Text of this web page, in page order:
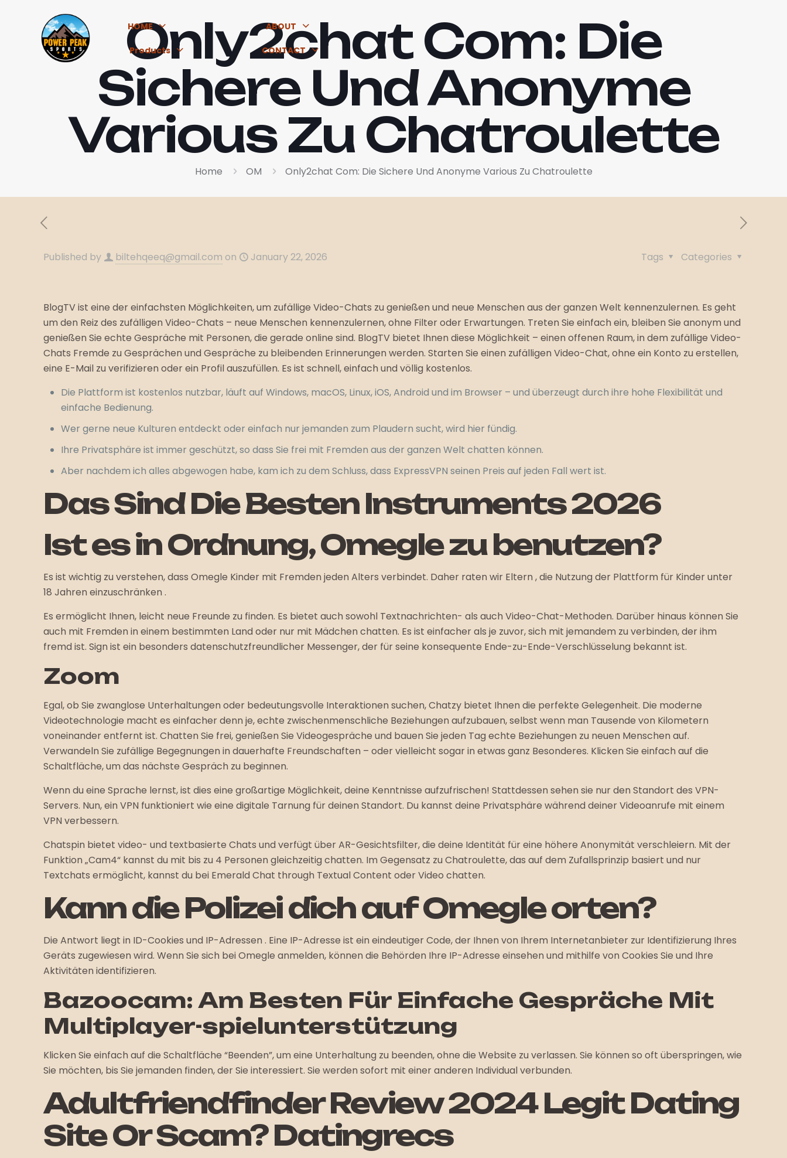
HOME
Products
ABOUT
CONTACT
Only2chat Com: Die
Sichere Und Anonyme
Various Zu Chatroulette
Home OM Only2chat Com: Die Sichere Und Anonyme Various Zu Chatroulette
Published by biltehqeeq@gmail.com on January 22, 2026 Categories
Tags
BlogTV ist eine der einfachsten Möglichkeiten, um zufällige Video-Chats zu genießen und neue Menschen aus der ganzen Welt kennenzulernen. Es geht
um den Reiz des zufälligen Video-Chats – neue Menschen kennenzulernen, ohne Filter oder Erwartungen. Treten Sie einfach ein, bleiben Sie anonym und
genießen Sie echte Gespräche mit Personen, die gerade online sind. BlogTV bietet Ihnen diese Möglichkeit – einen offenen Raum, in dem zufällige Video-
Chats Fremde zu Gesprächen und Gespräche zu bleibenden Erinnerungen werden. Starten Sie einen zufälligen Video-Chat, ohne ein Konto zu erstellen,
eine E-Mail zu verifizieren oder ein Profil auszufüllen. Es ist schnell, einfach und völlig kostenlos.
Die Plattform ist kostenlos nutzbar, läuft auf Windows, macOS, Linux, iOS, Android und im Browser – und überzeugt durch ihre hohe Flexibilität und
einfache Bedienung.
Wer gerne neue Kulturen entdeckt oder einfach nur jemanden zum Plaudern sucht, wird hier fündig.
Ihre Privatsphäre ist immer geschützt, so dass Sie frei mit Fremden aus der ganzen Welt chatten können.
Aber nachdem ich alles abgewogen habe, kam ich zu dem Schluss, dass ExpressVPN seinen Preis auf jeden Fall wert ist.
Das Sind Die Besten Instruments 2026
Ist es in Ordnung, Omegle zu benutzen?
Es ist wichtig zu verstehen, dass Omegle Kinder mit Fremden jeden Alters verbindet. Daher raten wir Eltern , die Nutzung der Plattform für Kinder unter
18 Jahren einzuschränken .
Es ermöglicht Ihnen, leicht neue Freunde zu finden. Es bietet auch sowohl Textnachrichten- als auch Video-Chat-Methoden. Darüber hinaus können Sie
auch mit Fremden in einem bestimmten Land oder nur mit Mädchen chatten. Es ist einfacher als je zuvor, sich mit jemandem zu verbinden, der ihm
fremd ist. Sign ist ein besonders datenschutzfreundlicher Messenger, der für seine konsequente Ende-zu-Ende-Verschlüsselung bekannt ist.
Zoom
Egal, ob Sie zwanglose Unterhaltungen oder bedeutungsvolle Interaktionen suchen, Chatzy bietet Ihnen die perfekte Gelegenheit. Die moderne
Videotechnologie macht es einfacher denn je, echte zwischenmenschliche Beziehungen aufzubauen, selbst wenn man Tausende von Kilometern
voneinander entfernt ist. Chatten Sie frei, genießen Sie Videogespräche und bauen Sie jeden Tag echte Beziehungen zu neuen Menschen auf.
Verwandeln Sie zufällige Begegnungen in dauerhafte Freundschaften – oder vielleicht sogar in etwas ganz Besonderes. Klicken Sie einfach auf die
Schaltfläche, um das nächste Gespräch zu beginnen.
Wenn du eine Sprache lernst, ist dies eine großartige Möglichkeit, deine Kenntnisse aufzufrischen! Stattdessen sehen sie nur den Standort des VPN-
Servers. Nun, ein VPN funktioniert wie eine digitale Tarnung für deinen Standort. Du kannst deine Privatsphäre während deiner Videoanrufe mit einem
VPN verbessern.
Chatspin bietet video- und textbasierte Chats und verfügt über AR-Gesichtsfilter, die deine Identität für eine höhere Anonymität verschleiern. Mit der
Funktion „Cam4“ kannst du mit bis zu 4 Personen gleichzeitig chatten. Im Gegensatz zu Chatroulette, das auf dem Zufallsprinzip basiert und nur
Textchats ermöglicht, kannst du bei Emerald Chat through Textual Content oder Video chatten.
Kann die Polizei dich auf Omegle orten?
Die Antwort liegt in ID-Cookies und IP-Adressen . Eine IP-Adresse ist ein eindeutiger Code, der Ihnen von Ihrem Internetanbieter zur Identifizierung Ihres
Geräts zugewiesen wird. Wenn Sie sich bei Omegle anmelden, können die Behörden Ihre IP-Adresse einsehen und mithilfe von Cookies Sie und Ihre
Aktivitäten identifizieren.
Bazoocam: Am Besten Für Einfache Gespräche Mit
Multiplayer-spielunterstützung
Klicken Sie einfach auf die Schaltfläche “Beenden”, um eine Unterhaltung zu beenden, ohne die Website zu verlassen. Sie können so oft überspringen, wie
Sie möchten, bis Sie jemanden finden, der Sie interessiert. Sie werden sofort mit einer anderen Individual verbunden.
Adultfriendfinder Review 2024 Legit Dating
Site Or Scam? Datingrecs